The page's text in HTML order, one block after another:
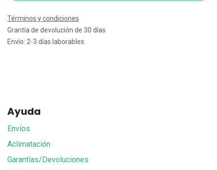
Términos y condiciones
Grantía de devolución de 30 días
Envío: 2-3 días laborables
Ayuda
Envíos
Aclimatación
Garantías/Devoluciones